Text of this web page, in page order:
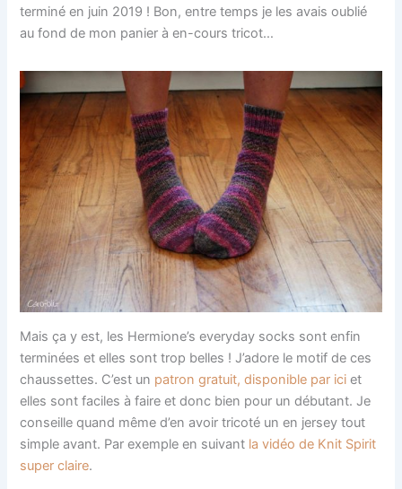
terminé en juin 2019 ! Bon, entre temps je les avais oublié
au fond de mon panier à en-cours tricot…
Mais ça y est, les Hermione’s everyday socks sont enfin
terminées et elles sont trop belles ! J’adore le motif de ces
chaussettes. C’est un patron gratuit, disponible par ici et
elles sont faciles à faire et donc bien pour un débutant. Je
conseille quand même d’en avoir tricoté un en jersey tout
simple avant. Par exemple en suivant la vidéo de Knit Spirit
super claire.